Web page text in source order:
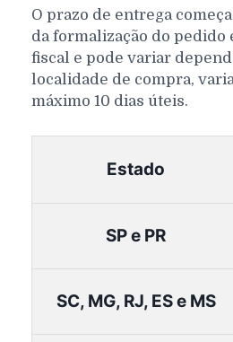
O prazo de entrega
da formalização do pedido
fiscal e pode variar
localidade de compra,
máximo 10 dias úteis.
Estado
SP e PR
SC, MG, RJ, ES e MS